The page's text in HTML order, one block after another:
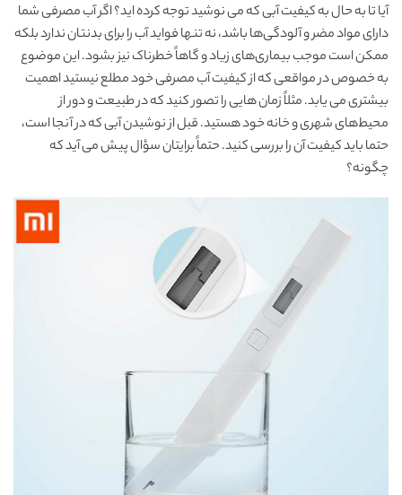
آیا تا به حال به کیفیت آبی که می نوشید توجه کرده اید؟ اگر آب مصرفی شما
دارای مواد مضر و آلودگی‌ها باشد، نه تنها فواید آب را برای بدنتان ندارد بلکه
ممکن است موجب بیماری‌های زیاد و گاهاً خطرناک نیز بشود. این موضوع
به خصوص در مواقعی که از کیفیت آب مصرفی خود مطلع نیستید اهمیت
بیشتری می یابد. مثلاً زمان هایی را تصور کنید که در طبیعت و دور از
محیط‌های شهری و خانه خود هستید. قبل از نوشیدن آبی که در آنجا است،
حتما باید کیفیت آن را بررسی کنید. حتماً برایتان سؤال پیش می آید که
چگونه؟